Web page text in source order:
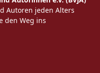
Autoren jeden Alters
den Weg ins